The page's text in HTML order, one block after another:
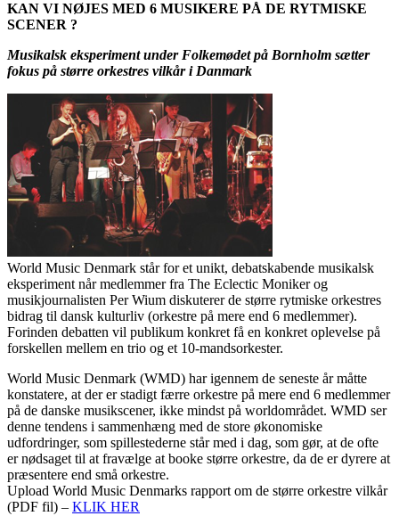
KAN VI NØJES MED 6 MUSIKERE PÅ DE RYTMISKE
SCENER ?
Musikalsk eksperiment under Folkemødet på Bornholm sætter
fokus på større orkestres vilkår i Danmark
World Music Denmark står for et unikt, debatskabende musikalsk
eksperiment når medlemmer fra The Eclectic Moniker og
musikjournalisten Per Wium diskuterer de større rytmiske orkestres
bidrag til dansk kulturliv (orkestre på mere end 6 medlemmer).
Forinden debatten vil publikum konkret få en konkret oplevelse på
forskellen mellem en trio og et 10-mandsorkester.
World Music Denmark (WMD) har igennem de seneste år måtte
konstatere, at der er stadigt færre orkestre på mere end 6 medlemmer
på de danske musikscener, ikke mindst på worldområdet. WMD ser
denne tendens i sammenhæng med de store økonomiske
udfordringer, som spillestederne står med i dag, som gør, at de ofte
er nødsaget til at fravælge at booke større orkestre, da de er dyrere at
præsentere end små orkestre.
Upload World Music Denmarks rapport om de større orkestre vilkår
(PDF fil) – KLIK HER